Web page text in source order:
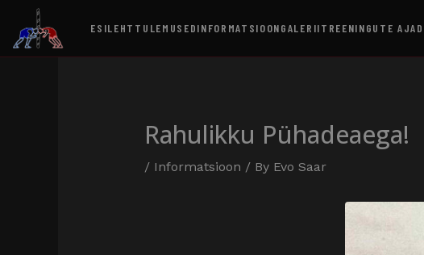
ESILEHT TULEMUSEDINFORMATSIOONGALERIITREENINGUTE AJAD
Rahulikku Pühadeaega!
/ Informatsioon / By Evo Saar